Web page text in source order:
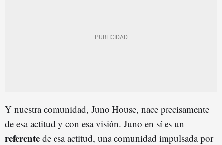
Y nuestra comunidad, Juno House, nace precisamente
de esa actitud y con esa visión. Juno en sí es un
referente de esa actitud, una comunidad impulsada por